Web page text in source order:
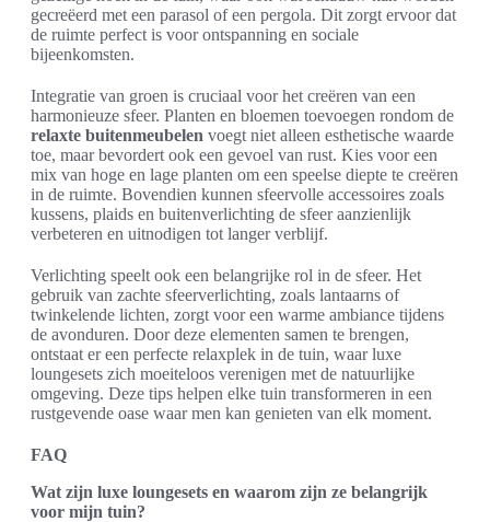
gecreëerd met een parasol of een pergola. Dit zorgt ervoor dat
de ruimte perfect is voor ontspanning en sociale
bijeenkomsten.
Integratie van groen is cruciaal voor het creëren van een
harmonieuze sfeer. Planten en bloemen toevoegen rondom de
relaxte buitenmeubelen voegt niet alleen esthetische waarde
toe, maar bevordert ook een gevoel van rust. Kies voor een
mix van hoge en lage planten om een speelse diepte te creëren
in de ruimte. Bovendien kunnen sfeervolle accessoires zoals
kussens, plaids en buitenverlichting de sfeer aanzienlijk
verbeteren en uitnodigen tot langer verblijf.
Verlichting speelt ook een belangrijke rol in de sfeer. Het
gebruik van zachte sfeerverlichting, zoals lantaarns of
twinkelende lichten, zorgt voor een warme ambiance tijdens
de avonduren. Door deze elementen samen te brengen,
ontstaat er een perfecte relaxplek in de tuin, waar luxe
loungesets zich moeiteloos verenigen met de natuurlijke
omgeving. Deze tips helpen elke tuin transformeren in een
rustgevende oase waar men kan genieten van elk moment.
FAQ
Wat zijn luxe loungesets en waarom zijn ze belangrijk
voor mijn tuin?